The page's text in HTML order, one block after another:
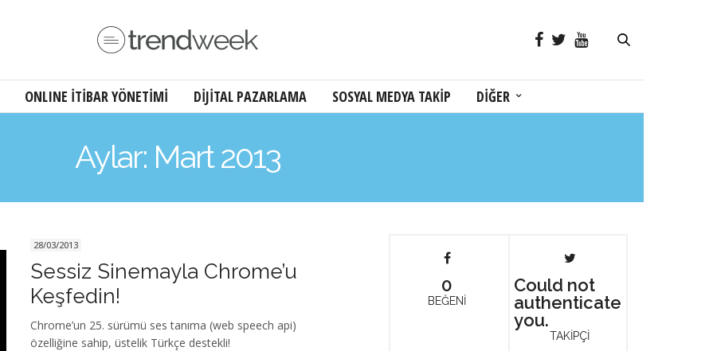
ONLINE İTİBAR YÖNETİMİ DİJİTAL PAZARLAMA SOSYAL MEDYA TAKİP DİĞER
Aylar: Mart 2013
28/03/2013
Sessiz Sinemayla Chrome’u
Keşfedin!
Chrome’un 25. sürümü ses tanıma (web speech api)
özelliğine sahip, üstelik Türkçe destekli!
0
BEĞENİ
Could not
authenticate
you.
TAKİPÇİ